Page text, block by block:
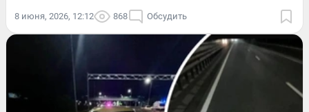
8 июня, 2026, 12:12 868 Обсудить